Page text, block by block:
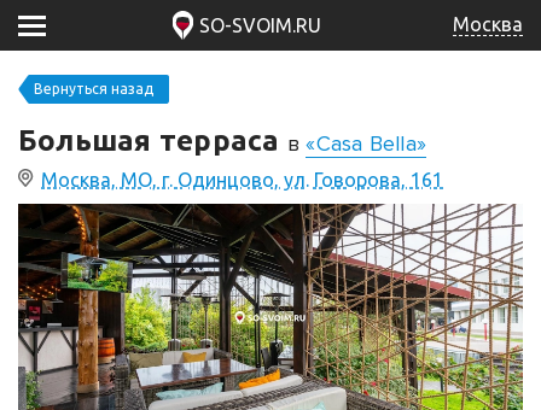
SO-SVOIM.RU Москва
Вернуться назад
Большая терраса в«Casa Bella»
Москва, МО, г. Одинцово, ул. Говорова, 161